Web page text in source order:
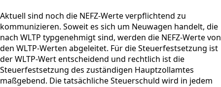
Aktuell sind noch die NEFZ-Werte verpflichtend zu
kommunizieren. Soweit es sich um Neuwagen handelt, die
nach WLTP typgenehmigt sind, werden die NEFZ-Werte von
den WLTP-Werten abgeleitet. Für die Steuerfestsetzung ist
der WLTP-Wert entscheidend und rechtlich ist die
Steuerfestsetzung des zuständigen Hauptzollamtes
maßgebend. Die tatsächliche Steuerschuld wird in jedem